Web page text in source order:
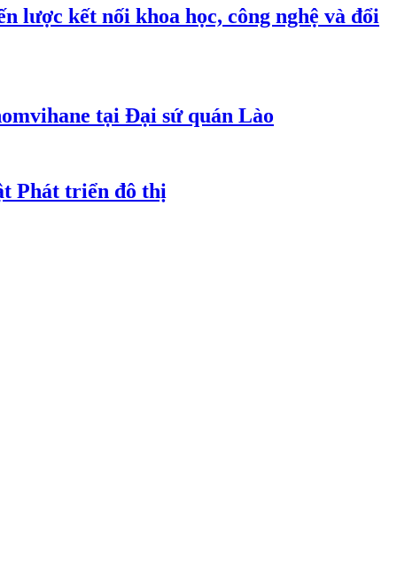
lược kết nối khoa học, công nghệ và đổi
tại Đại sứ quán Lào
Phát triển đô thị